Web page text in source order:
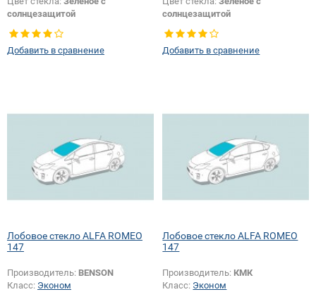
солнцезащитой
Тип кузова: Хетчбек
Тип стекла:Боковое стекло
правое
Добавить в сравнение
солнцезащитой
Тип кузова:Хетчбек
Тип стекла:Боковое стекло
правое
Добавить в сравнение
Лобовое стекло ALFA ROMEO
147
Производитель: BENSON
Класс: Эконом
Лобовое стекло ALFA ROMEO
147
Производитель: КМК
Класс: Эконом